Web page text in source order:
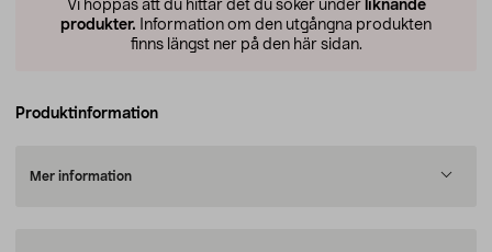
Vi hoppas att du hittar det du söker under liknande
produkter. Information om den utgångna produkten
finns längst ner på den här sidan.
Produktinformation
Mer information